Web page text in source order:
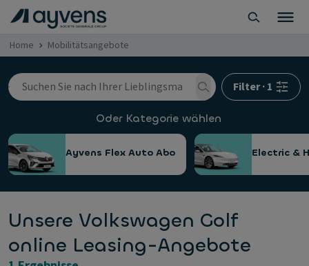
Home Mobilitätsangebote
Filter·1
Oder Kategorie wählen
Ayvens Flex Auto Abo Electric &
Unsere Volkswagen Golf
online Leasing-Angebote